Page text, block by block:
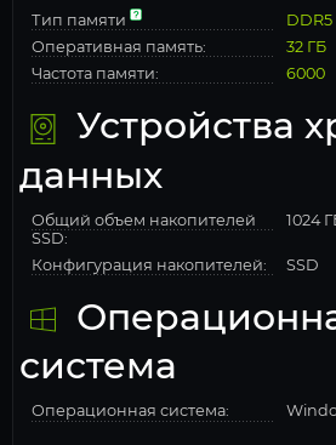
Тип памяти
DDR5
Оперативная память:
32 ГБ
Частота памяти:
6000
Устройства
данных
Общий объем накопителей
SSD:
1024
Конфигурация накопителей: SSD
система
Операционная система: